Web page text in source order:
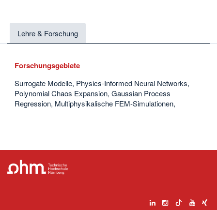
Lehre & Forschung
Forschungsgebiete
Surrogate Modelle, Physics-Informed Neural Networks,
Polynomial Chaos Expansion, Gaussian Process
Regression, Multiphysikalische FEM-Simulationen,